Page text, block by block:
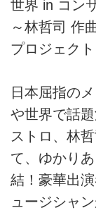
世界 in コン
～林哲司 作
プロジェクト
日本屈指の
や世界で話
ストロ、林
て、ゆかり
結！豪華出
ュージシャ